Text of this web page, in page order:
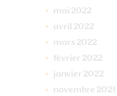
mai 2022
avril 2022
mars 2022
février 2022
janvier 2022
novembre 2021